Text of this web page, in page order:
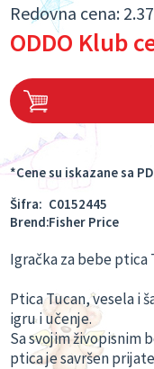
Redovna cena:
ODDO Klub
*Cene su iskazane sa
Šifra: C0152445
Brend:Fisher Price
Igračka za bebe ptica
Ptica Tucan, vesela i
igru i učenje.
Sa svojim živopisnim
ptica je savršen